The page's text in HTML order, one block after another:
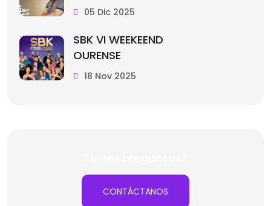
05 Dic 2025
SBK VI WEEKEEND
OURENSE
18 Nov 2025
CONTÁCTANOS